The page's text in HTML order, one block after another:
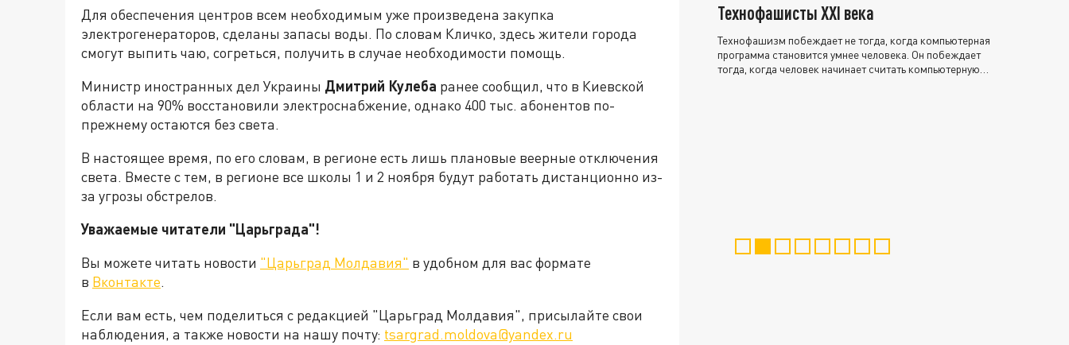
Для обеспечения центров всем необходимым уже произведена закупка
электрогенераторов, сделаны запасы воды. По словам Кличко, здесь жители города
смогут выпить чаю, согреться, получить в случае необходимости помощь.
Министр иностранных дел Украины Дмитрий Кулеба ранее сообщил, что в Киевской
области на 90% восстановили электроснабжение, однако 400 тыс. абонентов по-
прежнему остаются без света.
В настоящее время, по его словам, в регионе есть лишь плановые веерные отключения
света. Вместе с тем, в регионе все школы 1 и 2 ноября будут работать дистанционно из-
за угрозы обстрелов.
Уважаемые читатели "Царьграда"!
Вы можете читать новости "Царьград Молдавия" в удобном для вас формате
в Вконтакте.
Если вам есть, чем поделиться с редакцией "Царьград Молдавия", присылайте свои
наблюдения, а также новости на нашу почту: tsargrad.moldova@yandex.ru
Технофашисты XXI века
Технофашизм побеждает не тогда, когда компьютерная
программа становится умнее человека. Он побеждает
тогда, когда человек начинает считать компьютерную